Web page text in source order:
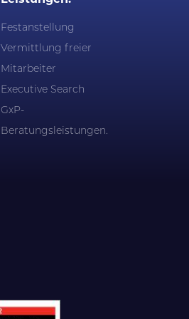
Festanstellung
Vermittlung freier
Mitarbeiter
Executive Search
GxP-
Beratungsleistungen.